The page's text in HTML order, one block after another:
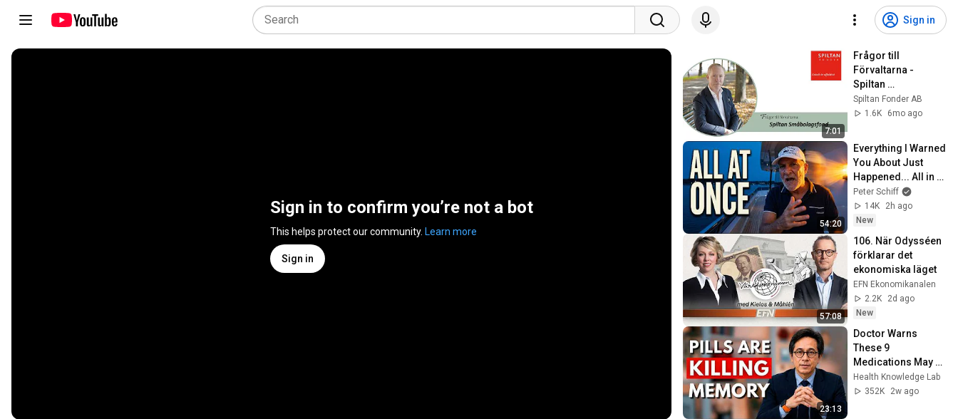
Sign in
Sign in to confirm you’re not a bot
This helps protect our community. Learn more
Sign in
7:01
Frågor till
Förvaltarna -
Spiltan
Småbolagsfond
Spiltan Fonder AB
1.6K
6mo ago
54:20
Everything I Warned
You About Just
Happened... All in
One Week
Peter Schiff
14K
2h ago
New
57:08
106. När Odysséen
förklarar det
ekonomiska läget
EFN Ekonomikanalen
2.2K
2d ago
New
23:13
Doctor Warns
These 9
Medications May
Cause Memory
Loss After 60 - Dr.
Health Knowledge Lab
352K
2w ago